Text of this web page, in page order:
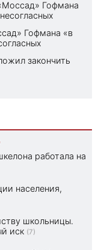
Гофмана
Гофмана «в
закончить
работала на
населения,
школьницы.
иск (7)